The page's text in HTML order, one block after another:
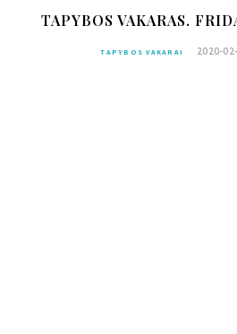
TAPYBOS VAKARAS.
TAPYBOS VAKARAI 2020-